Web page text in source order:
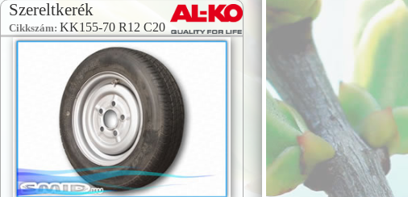
Szereltkerék
Cikkszám: KK155-70 R12 C20